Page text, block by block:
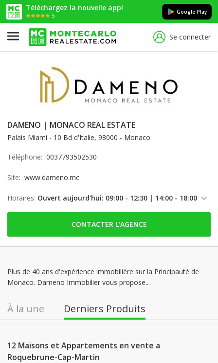
Téléchargez la nouvelle app!
5
Google Play
Se connecter
DAMENO | MONACO REAL ESTATE
Palais Miami - 10 Bd d'Italie, 98000 - Monaco
Téléphone: 0037793502530
Site: www.dameno.mc
Horaires: Ouvert aujourd'hui: 09:00 - 12:30 | 14:00 - 18:00
lundi: 09:00 - 12:30 | 14:00 - 18:00
mardi: 09:00 - 12:30 | 14:00 - 18:00
vendredi: 09:00 - 12:30 | 14:00 - 17:00
samedi: Fermé
CONTACTER L'AGENCE
Plus de 40 ans d'expérience immobilière sur la Principauté de
Monaco. Dameno Immobilier vous propose...
À la une Derniers Produits
12 Maisons et Appartements en vente a
Roquebrune-Cap-Martin